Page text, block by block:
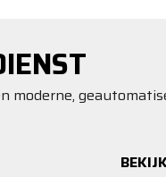
moderne,